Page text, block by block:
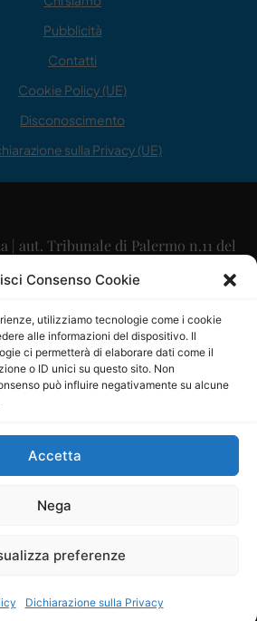
Consenso Cookie
utilizziamo tecnologie come i cookie
alle informazioni del dispositivo. Il
ci permetterà di elaborare dati come il
o ID unici su questo sito. Non
può influire negativamente su alcune
Accetta
Nega
preferenze
Dichiarazione sulla Privacy
Pubblicità
Contatti
Cookie Policy (UE)
Disconoscimento
sulla Privacy (UE)
aut. Tribunale di Palermo n.11 del
29/09/2015
Maurizio Scaglione
Maria Calabrese
P.IVA: 06334930820
Società Cooperativa a r.l. è
Operatori di Comunicazione al
Digitale srl–info@ladigitale.it